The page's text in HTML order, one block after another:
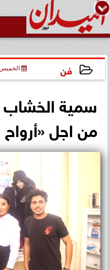
فن الخميس، 10 أغسطس
سمية الخشاب
من اجل